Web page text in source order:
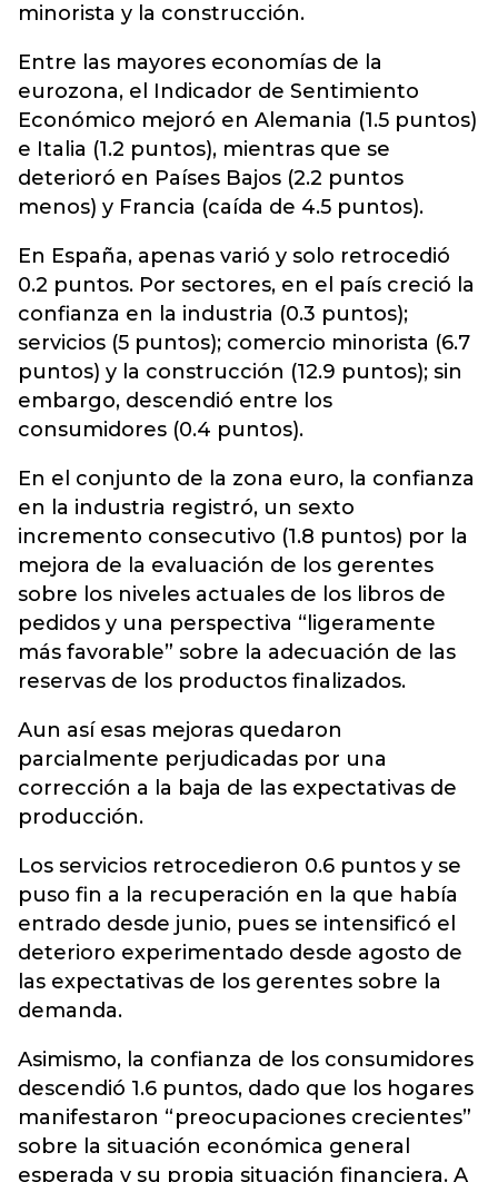
minorista y la construcción.
Entre las mayores economías de la
eurozona, el Indicador de Sentimiento
Económico mejoró en Alemania (1.5 puntos)
e Italia (1.2 puntos), mientras que se
deterioró en Países Bajos (2.2 puntos
menos) y Francia (caída de 4.5 puntos).
En España, apenas varió y solo retrocedió
0.2 puntos. Por sectores, en el país creció la
confianza en la industria (0.3 puntos);
servicios (5 puntos); comercio minorista (6.7
puntos) y la construcción (12.9 puntos); sin
embargo, descendió entre los
consumidores (0.4 puntos).
En el conjunto de la zona euro, la confianza
en la industria registró, un sexto
incremento consecutivo (1.8 puntos) por la
mejora de la evaluación de los gerentes
sobre los niveles actuales de los libros de
pedidos y una perspectiva “ligeramente
más favorable” sobre la adecuación de las
reservas de los productos finalizados.
Aun así esas mejoras quedaron
parcialmente perjudicadas por una
corrección a la baja de las expectativas de
producción.
Los servicios retrocedieron 0.6 puntos y se
puso fin a la recuperación en la que había
entrado desde junio, pues se intensificó el
deterioro experimentado desde agosto de
las expectativas de los gerentes sobre la
demanda.
Asimismo, la confianza de los consumidores
descendió 1.6 puntos, dado que los hogares
manifestaron “preocupaciones crecientes”
sobre la situación económica general
esperada y su propia situación financiera. A